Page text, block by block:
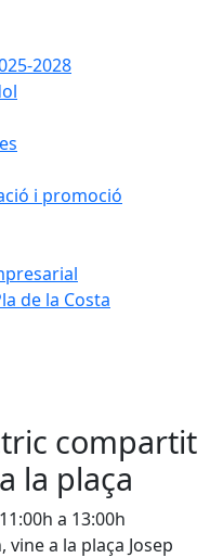
2028
i promoció
de la Costa
compartit
la plaça
a 13:00h
vine a la plaça Josep